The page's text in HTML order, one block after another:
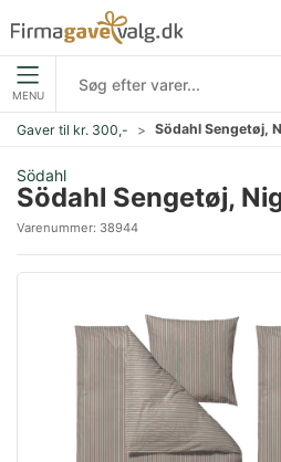
MENU
Gaver til kr. 300,- Södahl Sengetøj,
Södahl
Södahl Sengetøj,
Varenummer: 38944